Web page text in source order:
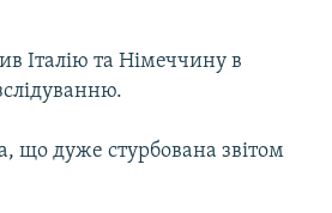
Італію та Німеччину в
що дуже стурбована звітом